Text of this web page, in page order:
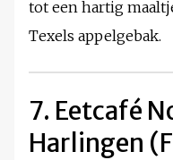
tot een hartig
Texels appelgebak.
7. Eetcafé
Harlingen